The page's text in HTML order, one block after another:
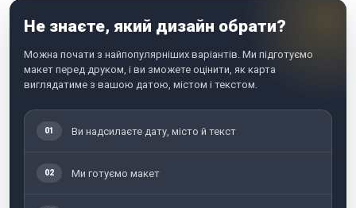
Не знаєте, який дизайн обрати?
Можна почати з найпопулярніших варіантів. Ми підготуємо
макет перед друком, і ви зможете оцінити, як карта
виглядатиме з вашою датою, містом і текстом.
01 Ви надсилаєте дату, місто й текст
02 Ми готуємо макет